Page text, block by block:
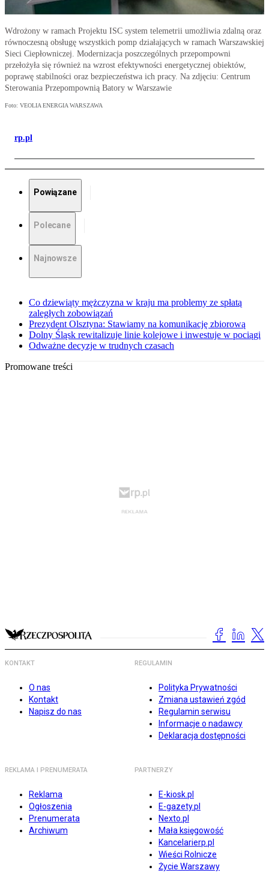
Wdrożony w ramach Projektu ISC system telemetrii umożliwia zdalną oraz
równoczesną obsługę wszystkich pomp działających w ramach Warszawskiej
Sieci Ciepłowniczej. Modernizacja poszczególnych przepompowni
przełożyła się również na wzrost efektywności energetycznej obiektów,
poprawę stabilności oraz bezpieczeństwa ich pracy. Na zdjęciu: Centrum
Sterowania Przepompownią Batory w Warszawie
Foto: VEOLIA ENERGIA WARSZAWA
rp.pl
Powiązane
Polecane
Najnowsze
Co dziewiąty mężczyzna w kraju ma problemy ze spłatą
zaległych zobowiązań
Prezydent Olsztyna: Stawiamy na komunikację zbiorową
Dolny Śląsk rewitalizuje linie kolejowe i inwestuje w pociągi
Odważne decyzje w trudnych czasach
Promowane treści
KONTAKT
O nas
Kontakt
Napisz do nas
REGULAMIN
Polityka Prywatności
Zmiana ustawień zgód
Regulamin serwisu
Informacje o nadawcy
Deklaracja dostępności
REKLAMA I PRENUMERATA
Reklama
Ogłoszenia
Prenumerata
Archiwum
PARTNERZY
E-kiosk.pl
E-gazety.pl
Nexto.pl
Mała księgowość
Kancelarierp.pl
Wieści Rolnicze
Życie Warszawy